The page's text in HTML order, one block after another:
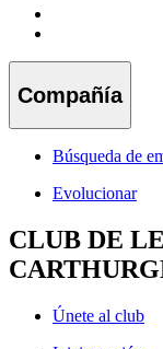
Compañía
Búsqueda de
Evolucionar
CLUB DE
Únete al club